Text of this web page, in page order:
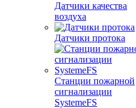
Датчики качества
воздуха
Датчики протока
Станции пожарной
сигнализации
SystemeFS